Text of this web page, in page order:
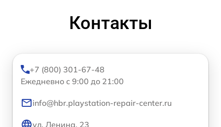
Контакты
+7 (800) 301-67-48
Ежедневно с 9:00 до 21:00
info@hbr.playstation-repair-center.ru
ул. Ленина, 23